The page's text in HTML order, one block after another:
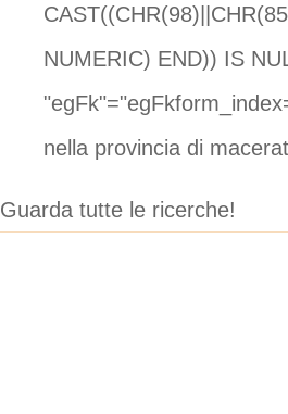
NUMERIC) END)) IS
nella provincia di
Guarda tutte le ricerche!